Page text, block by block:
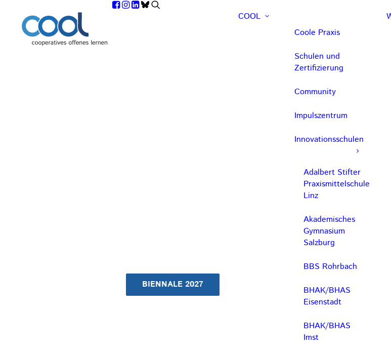
BIENNALE 2027
COOL
Coole Praxis
Schulen und
Zertifizierung
Community
Impulszentrum
Innovationsschulen
Adalbert Stifter
Praxismittelschule
Linz
Akademisches
Gymnasium
Salzburg
BBS Rohrbach
BHAK/BHAS
Eisenstadt
BHAK/BHAS
Imst